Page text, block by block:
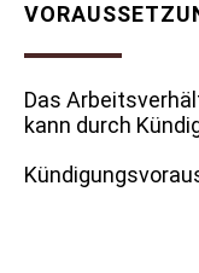
Das
kann durch